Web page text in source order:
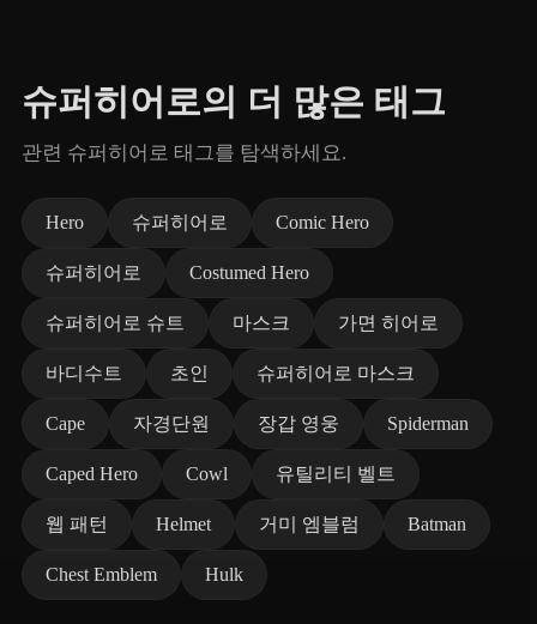
슈퍼히어로의 더 많은 태그
관련 슈퍼히어로 태그를 탐색하세요.
Hero 슈퍼히어로 Comic Hero
슈퍼히어로 Costumed Hero
슈퍼히어로 슈트 마스크 가면 히어로
바디수트 초인 슈퍼히어로 마스크
Cape 자경단원 장갑 영웅 Spiderman
Caped Hero Cowl 유틸리티 벨트
웹 패턴 Helmet 거미 엠블럼 Batman
Chest Emblem Hulk